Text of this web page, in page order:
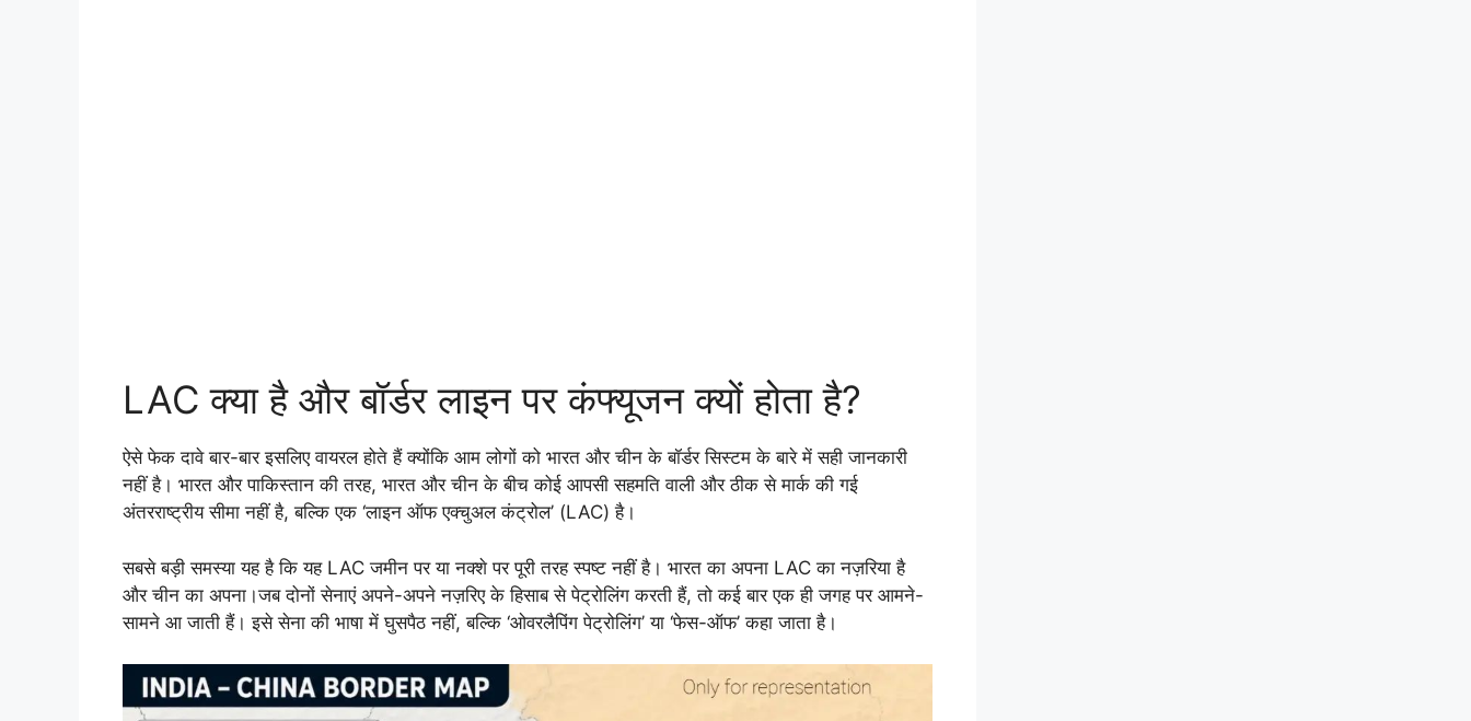
LAC क्या है और बॉर्डर लाइन पर कंफ्यूजन क्यों होता है?
ऐसे फेक दावे बार-बार इसलिए वायरल होते हैं क्योंकि आम लोगों को भारत और चीन के बॉर्डर सिस्टम के बारे में सही जानकारी
नहीं है। भारत और पाकिस्तान की तरह, भारत और चीन के बीच कोई आपसी सहमति वाली और ठीक से मार्क की गई
अंतरराष्ट्रीय सीमा नहीं है, बल्कि एक ‘लाइन ऑफ एक्चुअल कंट्रोल’ (LAC) है।
सबसे बड़ी समस्या यह है कि यह LAC जमीन पर या नक्शे पर पूरी तरह स्पष्ट नहीं है। भारत का अपना LAC का नज़रिया है
और चीन का अपना।जब दोनों सेनाएं अपने-अपने नज़रिए के हिसाब से पेट्रोलिंग करती हैं, तो कई बार एक ही जगह पर आमने-
सामने आ जाती हैं। इसे सेना की भाषा में घुसपैठ नहीं, बल्कि ‘ओवरलैपिंग पेट्रोलिंग’ या ‘फेस-ऑफ’ कहा जाता है।